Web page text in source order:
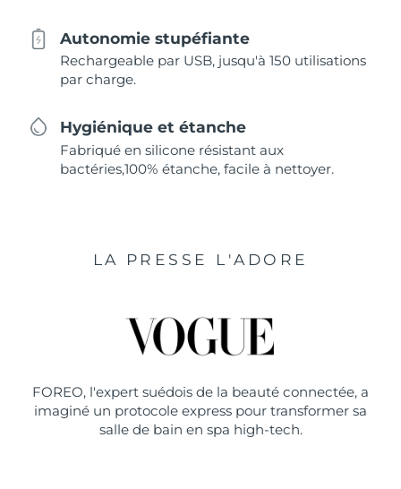
Autonomie stupéfiante
Rechargeable par USB, jusqu'à 150 utilisations
par charge.
Hygiénique et étanche
Fabriqué en silicone résistant aux
bactéries,100% étanche, facile à nettoyer.
LA PRESSE L'ADORE
FOREO, l'expert suédois de la beauté connectée, a
imaginé un protocole express pour transformer sa
salle de bain en spa high-tech.